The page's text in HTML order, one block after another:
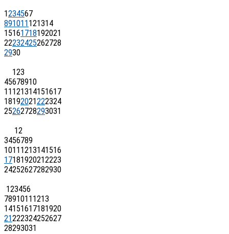
1234567
891011 121314
15161718192021
22232425262728
2930
123
45678910
11 121314151617
18192021222324
25262728293031
12
3456789
1011 1213141516
17181920212223
24252627282930
123456
7891011 1213
14151617181920
21222324252627
28293031